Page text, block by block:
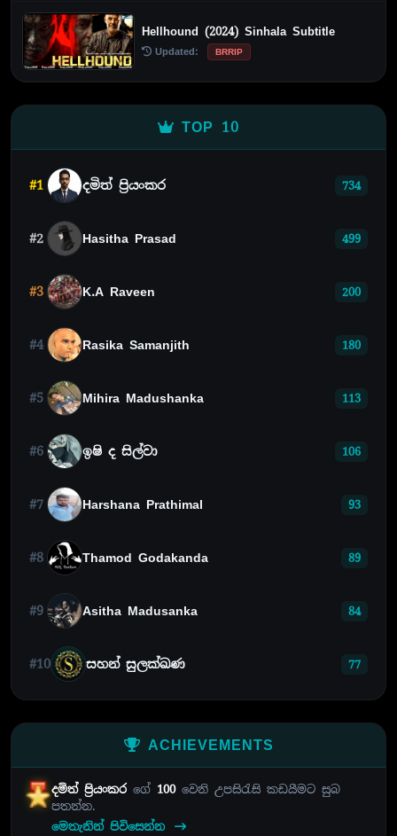
Hellhound (2024) Sinhala Subtitle
Updated: BRRIP
TOP 10
#1 දමිත් ප්‍රියංකර 734
#2 Hasitha Prasad 499
#3 K.A Raveen 200
#4 Rasika Samanjith 180
#5 Mihira Madushanka 113
#6 ඉෂි ද සිල්වා 106
#7 Harshana Prathimal 93
#8 Thamod Godakanda 89
#9 Asitha Madusanka 84
#10 සහන් සුලක්ඛණ 77
ACHIEVEMENTS
දමිත් ප්‍රියංකරගේ 100වෙනි උපසිරැසි කඩයීමට සුබ
පතන්න.
මෙතැනින් පිවිසෙන්න